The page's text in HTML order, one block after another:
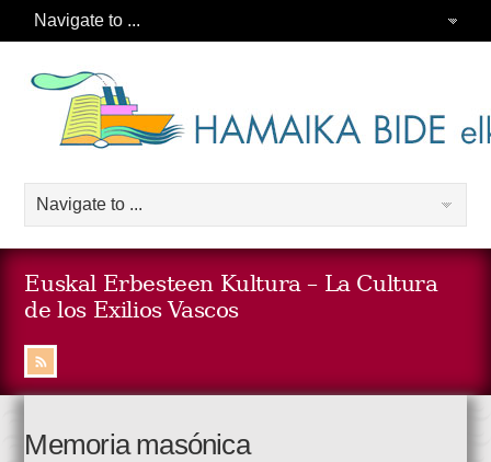
Euskal Erbesteen Kultura – La Cultura
de los Exilios Vascos
Memoria masónica